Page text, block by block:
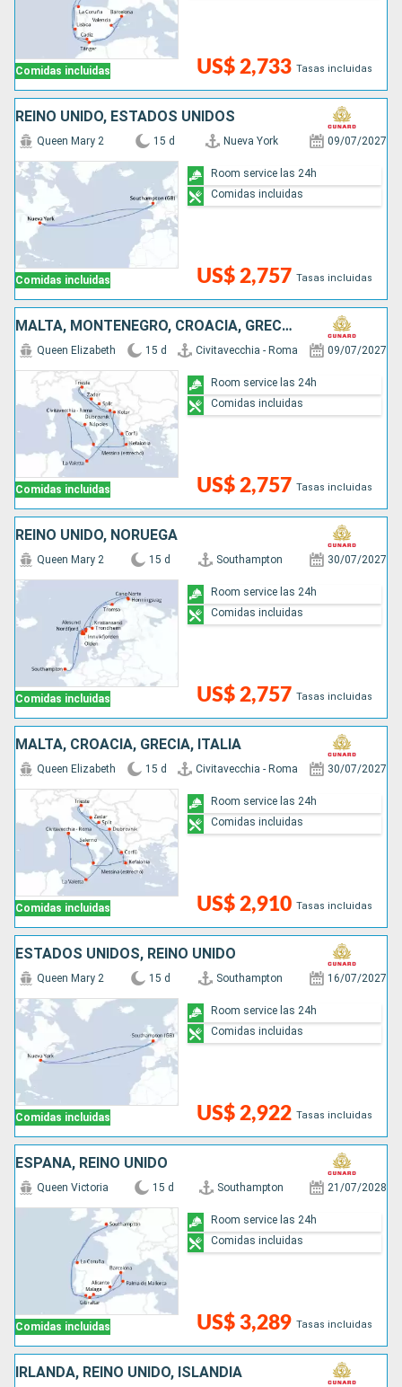
Comidas incluidas US$ 2,733 Tasas incluidas
REINO UNIDO, ESTADOS UNIDOS
Comidas incluidas
Queen Mary 2 15 d Nueva York 09/07/2027
US$ 2,757 Tasas incluidas
Room service las 24h
Comidas incluidas
MALTA, MONTENEGRO, CROACIA, GRECIA, ITALIA
Comidas incluidas
Queen Elizabeth 15 d Civitavecchia - Roma 09/07/2027
US$ 2,757 Tasas incluidas
Room service las 24h
Comidas incluidas
REINO UNIDO, NORUEGA
Comidas incluidas
Queen Mary 2 15 d Southampton 30/07/2027
US$ 2,757 Tasas incluidas
Room service las 24h
Comidas incluidas
MALTA, CROACIA, GRECIA, ITALIA
Comidas incluidas
Queen Elizabeth 15 d Civitavecchia - Roma 30/07/2027
US$ 2,910 Tasas incluidas
Room service las 24h
Comidas incluidas
ESTADOS UNIDOS, REINO UNIDO
Comidas incluidas
Queen Mary 2 15 d Southampton 16/07/2027
US$ 2,922 Tasas incluidas
Room service las 24h
Comidas incluidas
ESPAÑA, REINO UNIDO
Comidas incluidas
Queen Victoria 15 d Southampton 21/07/2028
US$ 3,289 Tasas incluidas
Room service las 24h
Comidas incluidas
IRLANDA, REINO UNIDO, ISLANDIA